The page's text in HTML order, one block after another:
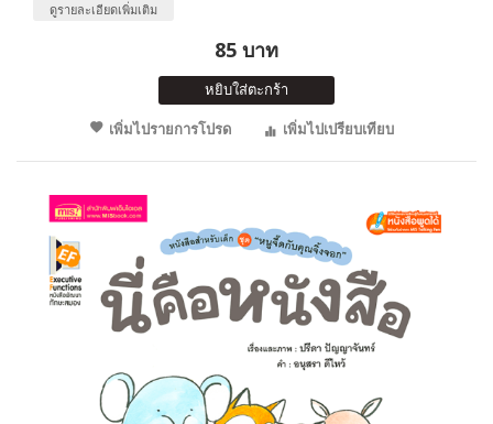
ดูรายละเอียดเพิ่มเติม
85 บาท
หยิบใส่ตะกร้า
เพิ่มไปรายการโปรด
เพิ่มไปเปรียบเทียบ